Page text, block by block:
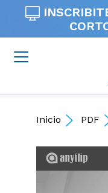
Inicio PDF